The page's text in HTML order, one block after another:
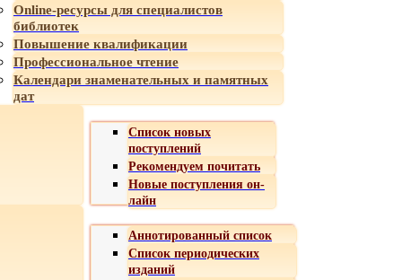
Online-ресурсы для специалистов
библиотек
Повышение квалификации
Профессиональное чтение
Календари знаменательных и памятных
дат
Список новых
поступлений
Рекомендуем почитать
Новые поступления он-
лайн
Аннотированный список
Список периодических
изданий